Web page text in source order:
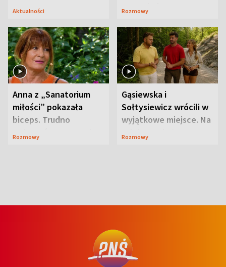
Aktualności
zapowiada
Rozmowy
Anna z „Sanatorium
miłości” pokazała
biceps. Trudno
uwierzyć, co przeszła
Rozmowy
Gąsiewska i
Sołtysiewicz wrócili w
wyjątkowe miejsce. Na
szlaku czekał
Rozmowy